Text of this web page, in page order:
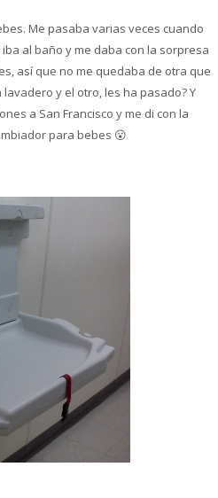
Me pasaba varias veces cuando
al baño y me daba con la sorpresa
así que no me quedaba de otra que
y el otro, les ha pasado? Y
a San Francisco y me di con la
para bebes 😮